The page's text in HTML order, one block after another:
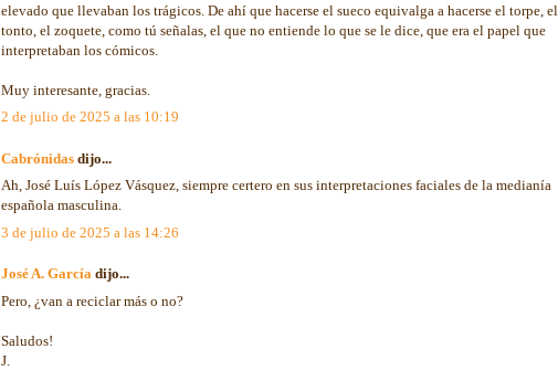
elevado que llevaban los trágicos. De ahí que hacerse el sueco equivalga a hacerse el torpe, el
tonto, el zoquete, como tú señalas, el que no entiende lo que se le dice, que era el papel que
interpretaban los cómicos.
Muy interesante, gracias.
2 de julio de 2025 a las 10:19
Cabrónidas dijo...
Ah, José Luís López Vásquez, siempre certero en sus interpretaciones faciales de la medianía
española masculina.
3 de julio de 2025 a las 14:26
José A. García dijo...
Pero, ¿van a reciclar más o no?
Saludos!
J.